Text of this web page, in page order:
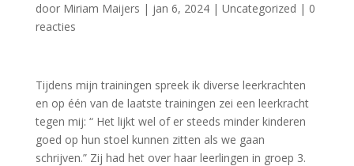
door Miriam Maijers | jan 6, 2024| Uncategorized | 0
reacties
Tijdens mijn trainingen spreek ik diverse leerkrachten
en op één van de laatste trainingen zei een leerkracht
tegen mij: “ Het lijkt wel of er steeds minder kinderen
goed op hun stoel kunnen zitten als we gaan
schrijven.” Zij had het over haar leerlingen in groep 3.